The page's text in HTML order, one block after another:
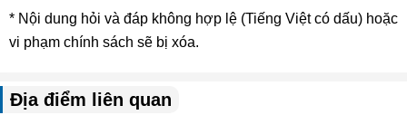
* Nội dung hỏi và đáp không hợp lệ (Tiếng Việt có dấu) hoặc
vi phạm chính sách sẽ bị xóa.
Địa điểm liên quan